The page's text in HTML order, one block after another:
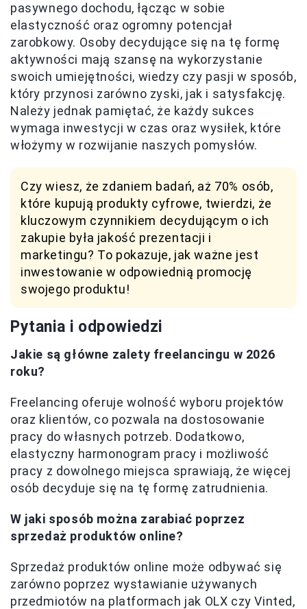
pasywnego dochodu, łącząc w sobie
elastyczność oraz ogromny potencjał
zarobkowy. Osoby decydujące się na tę formę
aktywności mają szansę na wykorzystanie
swoich umiejętności, wiedzy czy pasji w sposób,
który przynosi zarówno zyski, jak i satysfakcję.
Należy jednak pamiętać, że każdy sukces
wymaga inwestycji w czas oraz wysiłek, które
włożymy w rozwijanie naszych pomysłów.
Czy wiesz, że zdaniem badań, aż 70% osób,
które kupują produkty cyfrowe, twierdzi, że
kluczowym czynnikiem decydującym o ich
zakupie była jakość prezentacji i
marketingu? To pokazuje, jak ważne jest
inwestowanie w odpowiednią promocję
swojego produktu!
Pytania i odpowiedzi
Jakie są główne zalety freelancingu w 2026
roku?
Freelancing oferuje wolność wyboru projektów
oraz klientów, co pozwala na dostosowanie
pracy do własnych potrzeb. Dodatkowo,
elastyczny harmonogram pracy i możliwość
pracy z dowolnego miejsca sprawiają, że więcej
osób decyduje się na tę formę zatrudnienia.
W jaki sposób można zarabiać poprzez
sprzedaż produktów online?
Sprzedaż produktów online może odbywać się
zarówno poprzez wystawianie używanych
przedmiotów na platformach jak OLX czy Vinted,